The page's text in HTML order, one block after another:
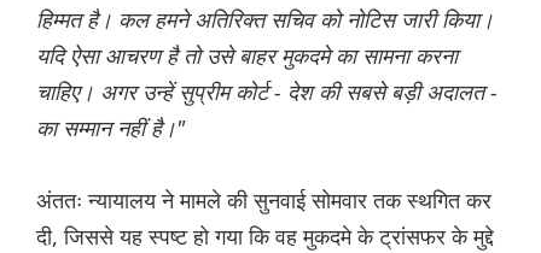
हिम्मत है। कल हमने अतिरिक्त सचिव को नोटिस जारी किया।
यदि ऐसा आचरण है तो उसे बाहर मुकदमे का सामना करना
चाहिए। अगर उन्हें सुप्रीम कोर्ट - देश की सबसे बड़ी अदालत -
का सम्मान नहीं है।"
अंततः न्यायालय ने मामले की सुनवाई सोमवार तक स्थगित कर
दी, जिससे यह स्पष्ट हो गया कि वह मुकदमे के ट्रांसफर के मुद्दे